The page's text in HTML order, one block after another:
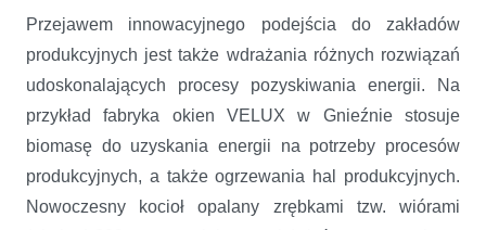
Przejawem innowacyjnego podejścia do zakładów
produkcyjnych jest także wdrażania różnych rozwiązań
udoskonalających procesy pozyskiwania energii. Na
przykład fabryka okien VELUX w Gnieźnie stosuje
biomasę do uzyskania energii na potrzeby procesów
produkcyjnych, a także ogrzewania hal produkcyjnych.
Nowoczesny kocioł opalany zrębkami tzw. wiórami